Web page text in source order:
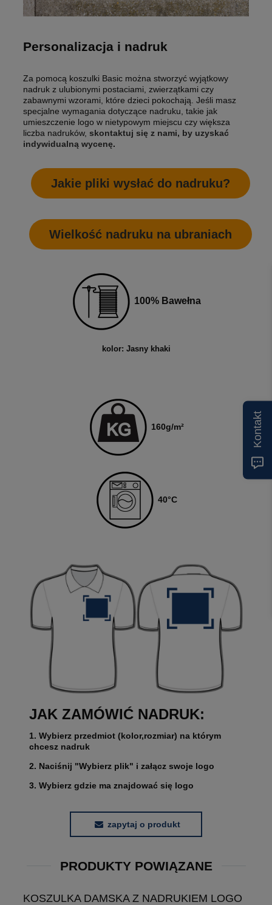
Personalizacja i nadruk
Za pomocą koszulki Basic można stworzyć wyjątkowy
nadruk z ulubionymi postaciami, zwierzątkami czy
zabawnymi wzorami, które dzieci pokochają. Jeśli masz
specjalne wymagania dotyczące nadruku, takie jak
umieszczenie logo w nietypowym miejscu czy większa
liczba nadruków, skontaktuj się z nami, by uzyskać
indywidualną wycenę.
Jakie pliki wysłać do nadruku?
Wielkość nadruku na ubraniach
100% Bawełna
kolor: Jasny khaki
160g/m²
40°C
JAK ZAMÓWIĆ NADRUK:
1. Wybierz przedmiot (kolor,rozmiar) na którym
chcesz nadruk
2. Naciśnij "Wybierz plik" i załącz swoje logo
3. Wybierz gdzie ma znajdować się logo
zapytaj o produkt
PRODUKTY POWIĄZANE
KOSZULKA DAMSKA Z NADRUKIEM LOGO
Kontakt